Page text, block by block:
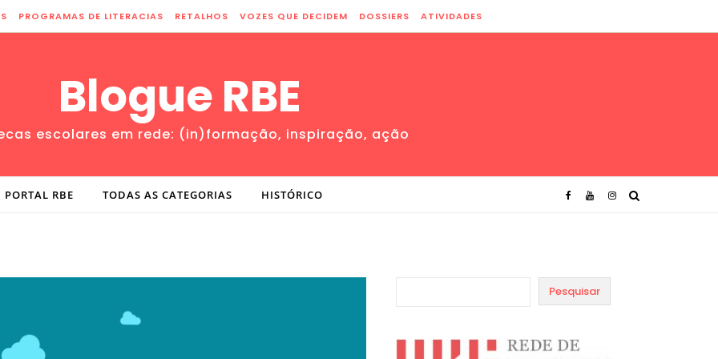
PROGRAMAS DE LITERACIAS RETALHOS VOZES QUE DECIDEM DOSSIERS ATIVIDADES
Blogue RBE
escolares em rede: (in)formação, inspiração, ação
PORTAL RBE TODAS AS CATEGORIAS HISTÓRICO
Pesquisar